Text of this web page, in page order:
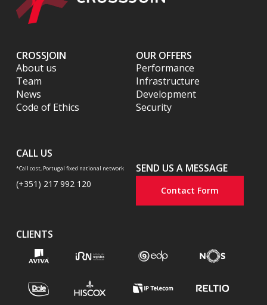
CROSSJOIN
About us
Team
News
Code of Ethics
CALL US
*Call cost, Portugal fixed national network
(+351) 217 992 120
OUR OFFERS
Performance
Infrastructure
Development
Security
SEND US A MESSAGE
Contact Form
CLIENTS